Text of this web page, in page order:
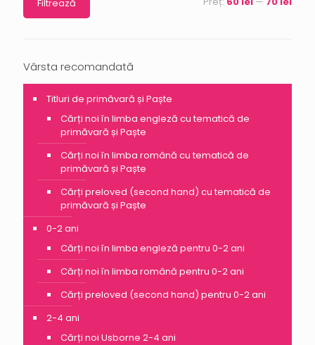
Filtrează
Vârsta recomandată
Titluri de primăvară și Paște
Cărți noi în limba engleză cu tematică de
primăvară și Paște
Cărți noi în limba română cu tematică de
primăvară și Paște
Cărți preloved (second hand) cu tematică de
primăvară și Paște
0-2 ani
Cărți noi în limba engleză pentru 0-2 ani
Cărți noi în limba română pentru 0-2 ani
Cărți preloved (second hand) pentru 0-2 ani
2-4 ani
Cărți noi Usborne 2-4 ani